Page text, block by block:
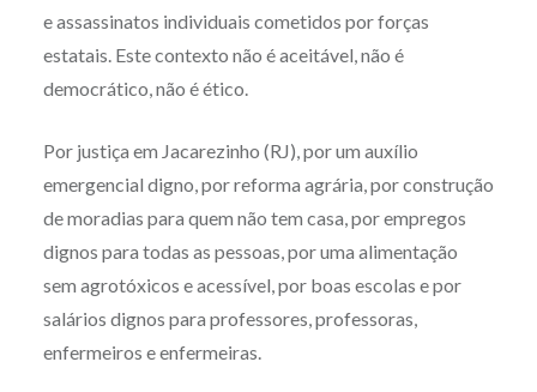
e assassinatos individuais cometidos por forças
estatais. Este contexto não é aceitável, não é
democrático, não é ético.
Por justiça em Jacarezinho (RJ), por um auxílio
emergencial digno, por reforma agrária, por construção
de moradias para quem não tem casa, por empregos
dignos para todas as pessoas, por uma alimentação
sem agrotóxicos e acessível, por boas escolas e por
salários dignos para professores, professoras,
enfermeiros e enfermeiras.